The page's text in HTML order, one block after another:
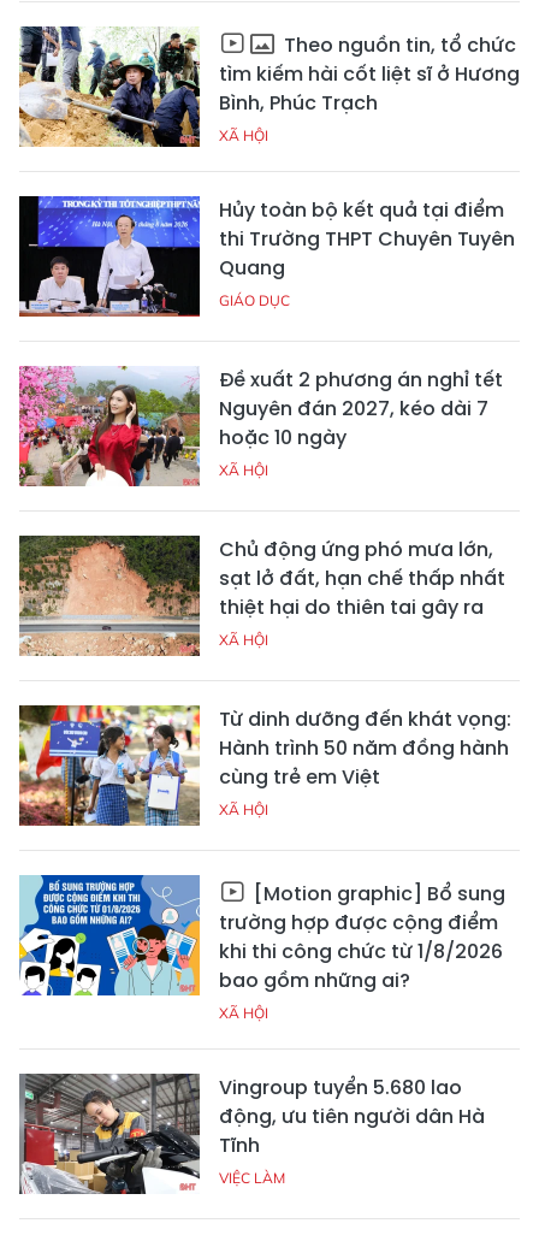
Theo nguồn tin, tổ chức
tìm kiếm hài cốt liệt sĩ ở Hương
Bình, Phúc Trạch
XÃ HỘI
Hủy toàn bộ kết quả tại điểm
thi Trường THPT Chuyên Tuyên
Quang
GIÁO DỤC
Đề xuất 2 phương án nghỉ tết
Nguyên đán 2027, kéo dài 7
hoặc 10 ngày
XÃ HỘI
Chủ động ứng phó mưa lớn,
sạt lở đất, hạn chế thấp nhất
thiệt hại do thiên tai gây ra
XÃ HỘI
Từ dinh dưỡng đến khát vọng:
Hành trình 50 năm đồng hành
cùng trẻ em Việt
XÃ HỘI
[Motion graphic] Bổ sung
trường hợp được cộng điểm
khi thi công chức từ 1/8/2026
bao gồm những ai?
XÃ HỘI
Vingroup tuyển 5.680 lao
động, ưu tiên người dân Hà
Tĩnh
VIỆC LÀM